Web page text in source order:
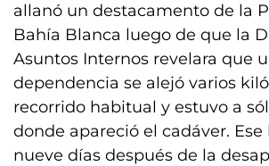
allanó un destacamento de la
Bahía Blanca luego de que la
Asuntos Internos revelara que
dependencia se alejó varios
recorrido habitual y estuvo a
donde apareció el cadáver. Ese
nueve días después de la